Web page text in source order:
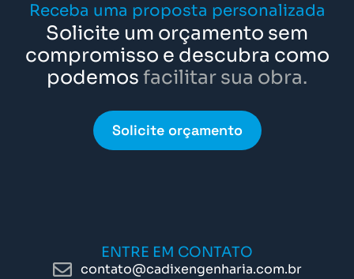
Receba uma proposta personalizada
Solicite um orçamento sem
compromisso e descubra como
podemos facilitar sua obra.
Solicite orçamento
ENTRE EM CONTATO
contato@cadixengenharia.com.br